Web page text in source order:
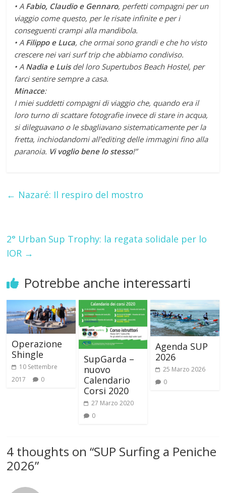
• A Fabio, Claudio e Gennaro, perfetti compagni per un
viaggio come questo, per le risate infinite e per i
conseguenti crampi alla mandibola.
• A Filippo e Luca, che ormai sono grandi e che ho visto
crescere nei vari surf trip che abbiamo condiviso.
• A Nadia e Luisdel loro Supertubos Beach Hostel, per
farci sentire sempre a casa.
Minacce:
I miei suddetti compagni di viaggio che, quando era il
loro turno di scattare fotografie invece di stare in acqua,
si dileguavano o le sbagliavano sistematicamente per la
fretta, inchiodandomi all’editing delle immagini fino alla
paranoia. Vi voglio bene lo stesso!”
← Nazaré: Il respiro del mostro
2° Urban Sup Trophy: la regata solidale per lo
IOR →
Potrebbe anche interessarti
Operazione
Shingle
10 Settembre
2017
0
SupGarda –
nuovo
Calendario
Corsi 2020
27 Marzo 2020
0
Agenda SUP
2026
25 Marzo 2026
0
4 thoughts on “SUP Surfing a Peniche
2026”